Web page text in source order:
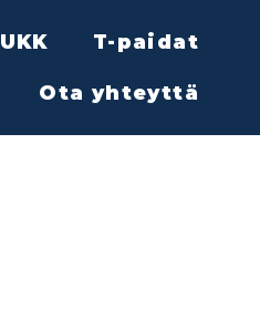
UKK T-paidat
Ota yhteyttä